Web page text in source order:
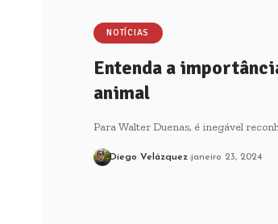
NOTÍCIAS
Entenda a
animal
Para Walter Duenas, é inegável
Diego Velázquez janeiro 23, 2024